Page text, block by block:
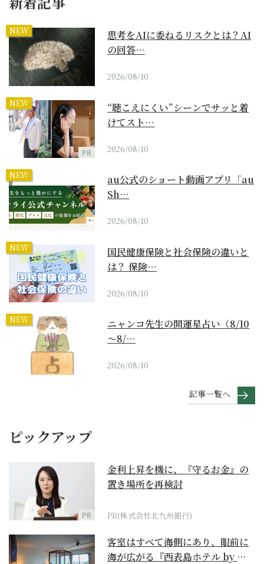
NEW
思考をAIに委ねるリスクとは？AI
の回答…
2026/08/10
NEW
PR
“聴こえにくい”シーンでサッと着
けてスト…
2026/08/10
NEW
au公式のショート動画アプリ「au
Sh…
2026/08/10
NEW
国民健康保険と社会保険の違いと
は？ 保険…
2026/08/10
NEW
ニャンコ先生の開運星占い（8/10
～8/…
2026/08/10
記事一覧へ
ピックアップ
PR
金利上昇を機に、『守るお金』の
置き場所を再検討
PR(株式会社北九州銀行)
客室はすべて海側にあり、眼前に
海が広がる『西表島ホテル by 星